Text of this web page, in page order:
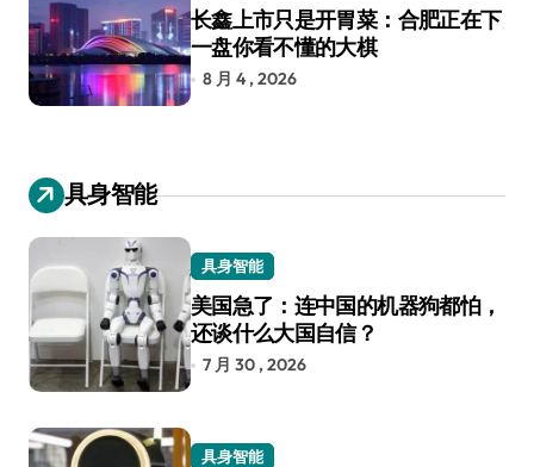
长鑫上市只是开胃菜：合肥正在下
一盘你看不懂的大棋
8 月 4 , 2026
具身智能
具身智能
美国急了：连中国的机器狗都怕，
还谈什么大国自信？
7 月 30 , 2026
具身智能